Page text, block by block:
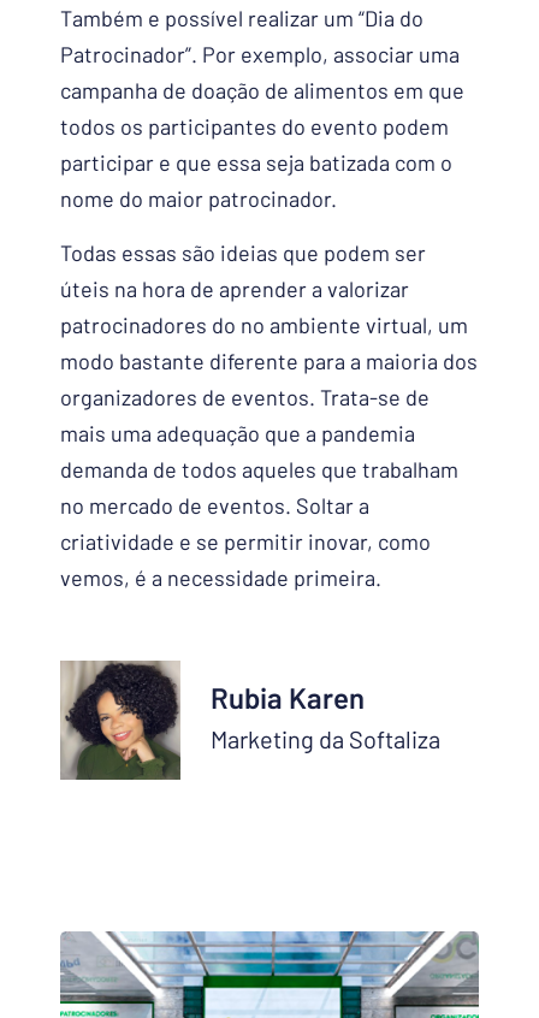
Também e possível realizar um “Dia do
Patrocinador”. Por exemplo, associar uma
campanha de doação de alimentos em que
todos os participantes do evento podem
participar e que essa seja batizada com o
nome do maior patrocinador.
Todas essas são ideias que podem ser
úteis na hora de aprender a valorizar
patrocinadores do no ambiente virtual, um
modo bastante diferente para a maioria dos
organizadores de eventos. Trata-se de
mais uma adequação que a pandemia
demanda de todos aqueles que trabalham
no mercado de eventos. Soltar a
criatividade e se permitir inovar, como
vemos, é a necessidade primeira.
Rubia Karen
Marketing da Softaliza